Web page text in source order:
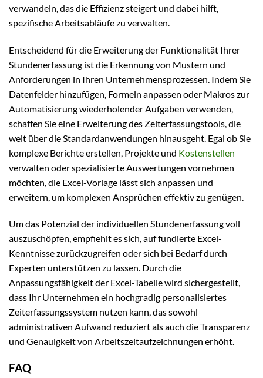
verwandeln, das die Effizienz steigert und dabei hilft,
spezifische Arbeitsabläufe zu verwalten.
Entscheidend für die Erweiterung der Funktionalität Ihrer
Stundenerfassung ist die Erkennung von Mustern und
Anforderungen in Ihren Unternehmensprozessen. Indem Sie
Datenfelder hinzufügen, Formeln anpassen oder Makros zur
Automatisierung wiederholender Aufgaben verwenden,
schaffen Sie eine Erweiterung des Zeiterfassungstools, die
weit über die Standardanwendungen hinausgeht. Egal ob Sie
komplexe Berichte erstellen, Projekte und Kostenstellen
verwalten oder spezialisierte Auswertungen vornehmen
möchten, die Excel-Vorlage lässt sich anpassen und
erweitern, um komplexen Ansprüchen effektiv zu genügen.
Um das Potenzial der individuellen Stundenerfassung voll
auszuschöpfen, empfiehlt es sich, auf fundierte Excel-
Kenntnisse zurückzugreifen oder sich bei Bedarf durch
Experten unterstützen zu lassen. Durch die
Anpassungsfähigkeit der Excel-Tabelle wird sichergestellt,
dass Ihr Unternehmen ein hochgradig personalisiertes
Zeiterfassungssystem nutzen kann, das sowohl
administrativen Aufwand reduziert als auch die Transparenz
und Genauigkeit von Arbeitszeitaufzeichnungen erhöht.
FAQ